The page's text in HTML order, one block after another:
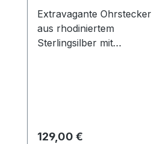
Extravagante Ohrstecker
aus rhodiniertem
Sterlingsilber mit
Regulärer Preis:
129,00 €